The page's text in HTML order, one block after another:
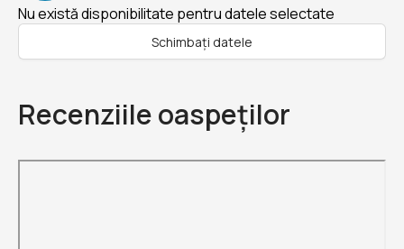
Nu există disponibilitate pentru datele selectate
Schimbați datele
Recenziile oaspeților